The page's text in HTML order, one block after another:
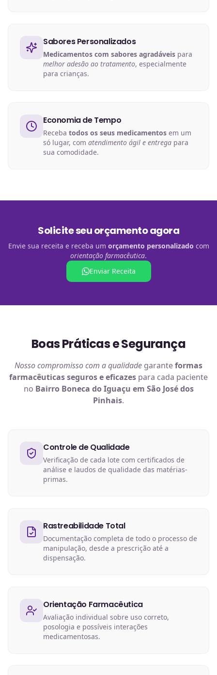
Sabores Personalizados
Medicamentos com sabores agradáveis para
melhor adesão ao tratamento, especialmente
para crianças.
Economia de Tempo
Receba todos os seus medicamentos em um
só lugar, com atendimento ágil e entrega para
sua comodidade.
Solicite seu orçamento agora
Envie sua receita e receba um orçamento personalizado com
orientação farmacêutica.
Enviar Receita
Boas Práticas e Segurança
Nosso compromisso com a qualidade garanteformas
farmacêuticasseguros e eficazes para cada paciente
no Bairro Boneca do Iguaçu em São José dos
Pinhais.
Controle de Qualidade
Verificação de cada lote com certificados de
análise e laudos de qualidade das matérias-
primas.
Rastreabilidade Total
Documentação completa de todo o processo de
manipulação, desde a prescrição até a
dispensação.
Orientação Farmacêutica
Avaliação individual sobre uso correto,
posologia e possíveis interações
medicamentosas.